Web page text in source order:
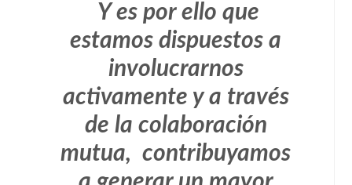
Y es por ello que
estamos dispuestos a
involucrarnos
activamente y a través
de la colaboración
mutua, contribuyamos